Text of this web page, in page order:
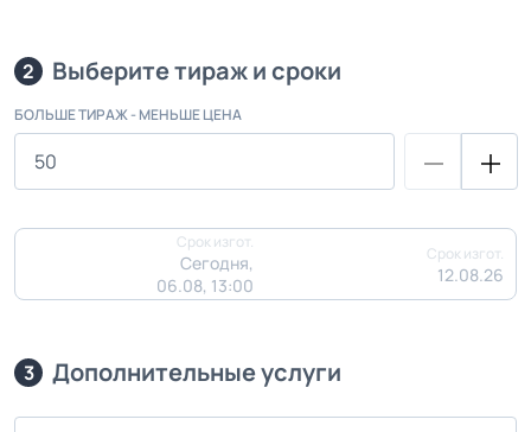
2 Выберите тираж и сроки
БОЛЬШЕ ТИРАЖ - МЕНЬШЕ ЦЕНА
Срок изгот.
Сегодня,
06.08, 13:00
Срок изгот.
12.08.26
3 Дополнительные услуги